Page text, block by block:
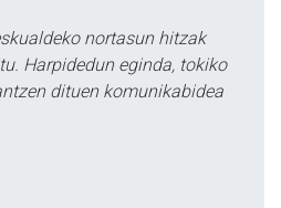
nortasun hitzak
Harpidedun eginda, tokiko
dituen komunikabidea